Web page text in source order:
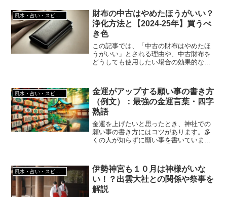
風水・占い・スピリチュアル
財布の中古はやめたほうがいい？
浄化方法と【2024-25年】買うべ
き色
この記事では、「中古の財布はやめたほ
うがいい」とされる理由や、中古財布を
どうしても使用したい場合の効果的な浄
す。また、金運に強いおすすめの財布と
財布関連の最強の金運グッズについても
紹介します。
風水・占い・スピリチュアル
金運がアップする願い事の書き方
（例文）：最強の金運言葉・四字
熟語
金運を上げたいと思ったとき、神社での
願い事の書き方にはコツがあります。多
くの人が知らずに願い事を書いています
記事では、金運最強を目指すための「金
運がアップする願い事の...
風水・占い・スピリチュアル
伊勢神宮も１０月は神様がいな
い！？出雲大社との関係や祭事を
解説